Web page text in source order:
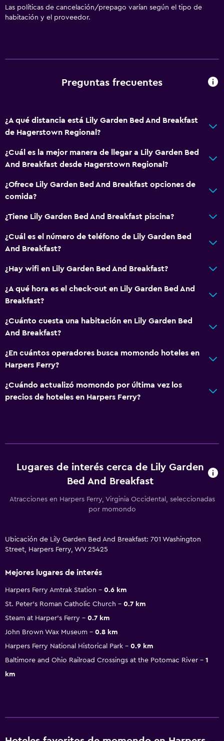
Las políticas de cancelación/prepago varían según el tipo de
habitación y el proveedor.
Preguntas frecuentes
¿A qué distancia está Lily Garden Bed And Breakfast
de Hagerstown Regional?
¿Cuál es la mejor manera de llegar a Lily Garden Bed
And Breakfast desde Hagerstown Regional?
¿Ofrece Lily Garden Bed And Breakfast opciones de
comida?
¿Tiene Lily Garden Bed And Breakfast piscina?
¿Cuál es el número de teléfono de Lily Garden Bed
And Breakfast?
¿Hay wifi en Lily Garden Bed And Breakfast?
¿A qué hora es el check-out en Lily Garden Bed And
Breakfast?
¿Cuánto cuesta una habitación en Lily Garden Bed
And Breakfast?
¿En cuántos operadores busca momondo hoteles en
Harpers Ferry?
¿Cuándo actualizó momondo por última vez los
precios de hoteles en Harpers Ferry?
Lugares de interés cerca de Lily Garden
Bed And Breakfast
Atracciones en Harpers Ferry, Virginia Occidental, seleccionadas
por momondo
Ubicación de Lily Garden Bed And Breakfast: 701 Washington
Street, Harpers Ferry, WV 25425
Mejores lugares de interés
Harpers Ferry Amtrak Station
0.6 km
St. Peter's Roman Catholic Church
0.7 km
Steam at Harper's Ferry
0.7 km
John Brown Wax Museum
0.8 km
Harpers Ferry National Historical Park
0.9 km
Baltimore and Ohio Railroad Crossings at the Potomac River
1
km